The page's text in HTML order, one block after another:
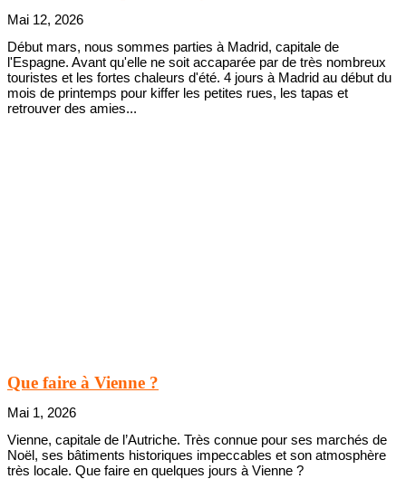
Mai 12, 2026
Début mars, nous sommes parties à Madrid, capitale de
l'Espagne. Avant qu'elle ne soit accaparée par de très nombreux
touristes et les fortes chaleurs d'été. 4 jours à Madrid au début du
mois de printemps pour kiffer les petites rues, les tapas et
retrouver des amies...
Que faire à Vienne ?
Mai 1, 2026
Vienne, capitale de l’Autriche. Très connue pour ses marchés de
Noël, ses bâtiments historiques impeccables et son atmosphère
très locale. Que faire en quelques jours à Vienne ?